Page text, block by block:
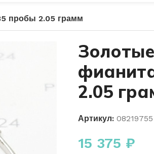
ПЕЧАТКИ
пробы 2.05 грамм
2.05
Артикул: 08219755
15 375 ₽